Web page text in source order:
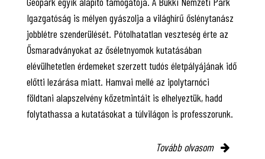
Igazgatóság is mélyen gyászolja a világhírű őslénytanász
jobblétre szenderülését. Pótolhatatlan veszteség érte az
Ősmaradványokat az őséletnyomok kutatásában
elévülhetetlen érdemeket szerzett tudós életpályájának idő
előtti lezárása miatt. Hamvai mellé az ipolytarnóci
földtani alapszelvény kőzetmintáit is elhelyeztük, hadd
folytathassa a kutatásokat a túlvilágon is professzorunk.
Tovább olvasom